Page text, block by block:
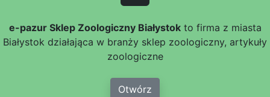
e-pazur Sklep Zoologiczny Białystokto firma z miasta
Białystok działająca w branży sklep zoologiczny, artykuły
zoologiczne
Otwórz